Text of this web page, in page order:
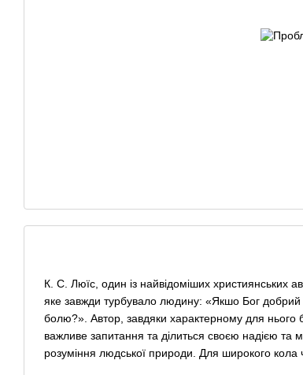
К. С. Люїс, один із найвідоміших християнських
яке завжди турбувало людину: «Якшо Бог добрий
болю?». Автор, завдяки характерному для нього
важливе запитання та ділиться своєю надією та
розуміння людської природи. Для широкого кола